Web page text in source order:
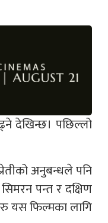
देखिन्छ। पछिल्लो
अनुबन्धले पनि
पन्त र दक्षिण
यस फिल्मका लागि